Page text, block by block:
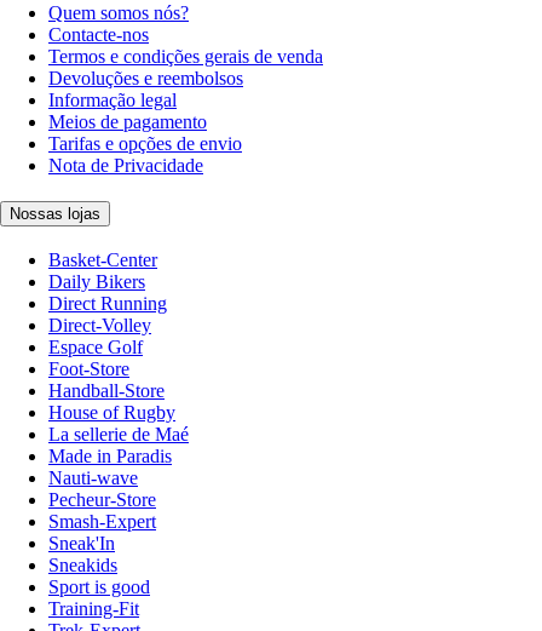
Quem somos nós?
Contacte-nos
Termos e condições gerais de venda
Devoluções e reembolsos
Informação legal
Meios de pagamento
Tarifas e opções de envio
Nota de Privacidade
Nossas lojas
Basket-Center
Daily Bikers
Direct Running
Direct-Volley
Espace Golf
Foot-Store
Handball-Store
House of Rugby
La sellerie de Maé
Made in Paradis
Nauti-wave
Pecheur-Store
Smash-Expert
Sneak'In
Sneakids
Sport is good
Training-Fit